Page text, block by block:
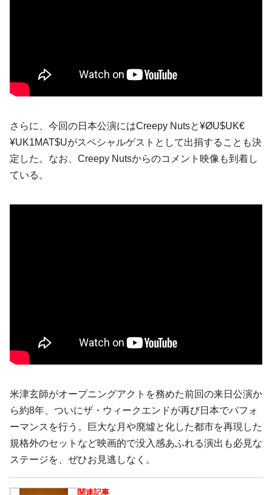
さらに、今回の日本公演にはCreepy Nutsと¥ØU$UK€
¥UK1MAT$Uがスペシャルゲストとして出捐することも決
定した。なお、Creepy Nutsからのコメント映像も到着し
ている。
米津玄師がオープニングアクトを務めた前回の来日公演か
ら約8年、ついにザ・ウィークエンドが再び日本でパフォ
ーマンスを行う。巨大な月や廃墟と化した都市を再現した
規格外のセットなど映画的で没入感あふれる演出も必見な
ステージを、ぜひお見逃しなく。
関連記事